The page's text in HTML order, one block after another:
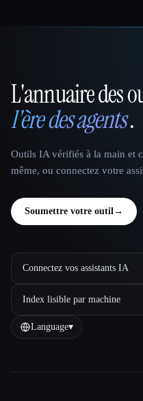
That AI Collection
L'annuaire des
l'ère des agents.
Outils IA vérifiés à la main et
même, ou connectez votre
Soumettre votre outil→
Connectez vos assistants IA
Index lisible par machine
Language▾